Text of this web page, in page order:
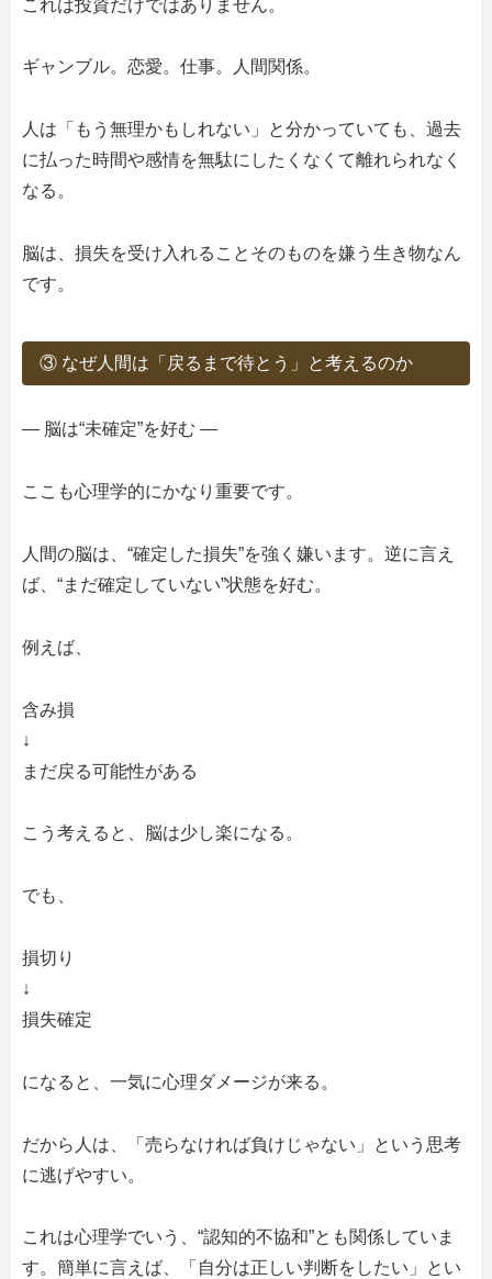
これは投資だけではありません。
ギャンブル。恋愛。仕事。人間関係。
人は「もう無理かもしれない」と分かっていても、過去
に払った時間や感情を無駄にしたくなくて離れられなく
なる。
脳は、損失を受け入れることそのものを嫌う生き物なん
です。
③ なぜ人間は「戻るまで待とう」と考えるのか
― 脳は“未確定”を好む ―
ここも心理学的にかなり重要です。
人間の脳は、“確定した損失”を強く嫌います。逆に言え
ば、“まだ確定していない”状態を好む。
例えば、
含み損
↓
まだ戻る可能性がある
こう考えると、脳は少し楽になる。
でも、
損切り
↓
損失確定
になると、一気に心理ダメージが来る。
だから人は、「売らなければ負けじゃない」という思考
に逃げやすい。
これは心理学でいう、“認知的不協和”とも関係していま
す。簡単に言えば、「自分は正しい判断をしたい」とい